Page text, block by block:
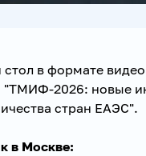
стол в формате
"ТМИФ-2026: новые
стран ЕАЭС".
в Москве: